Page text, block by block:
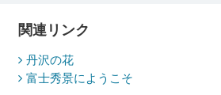
関連リンク
丹沢の花
富士秀景にようこそ